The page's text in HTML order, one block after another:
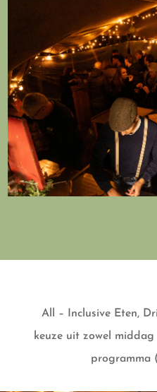
All – Inclusive Eten,
keuze uit zowel middag
programma